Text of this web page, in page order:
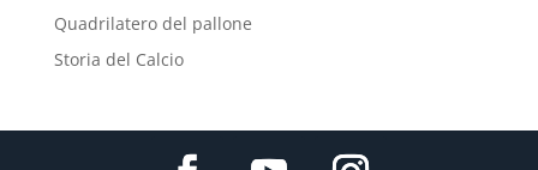
Quadrilatero del pallone
Storia del Calcio